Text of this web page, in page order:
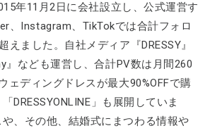
年11月2日に会社設立し、公式運営す
、Instagram、TikTokでは合計フォロ
えました。自社メディア『DRESSY』
』なども運営し、合計PV数は月間260
ェディングドレスが最大90%OFFで購
DRESSYONLINE」も展開していま
、その他、結婚式にまつわる情報や